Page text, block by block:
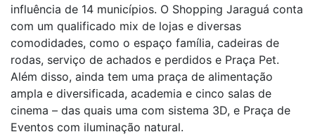
influência de 14 municípios. O Shopping Jaraguá conta
com um qualificado mix de lojas e diversas
comodidades, como o espaço família, cadeiras de
rodas, serviço de achados e perdidos e Praça Pet.
Além disso, ainda tem uma praça de alimentação
ampla e diversificada, academia e cinco salas de
cinema – das quais uma com sistema 3D, e Praça de
Eventos com iluminação natural.